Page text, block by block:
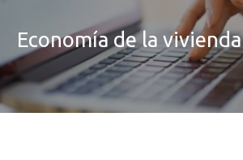
Economía de la vivienda